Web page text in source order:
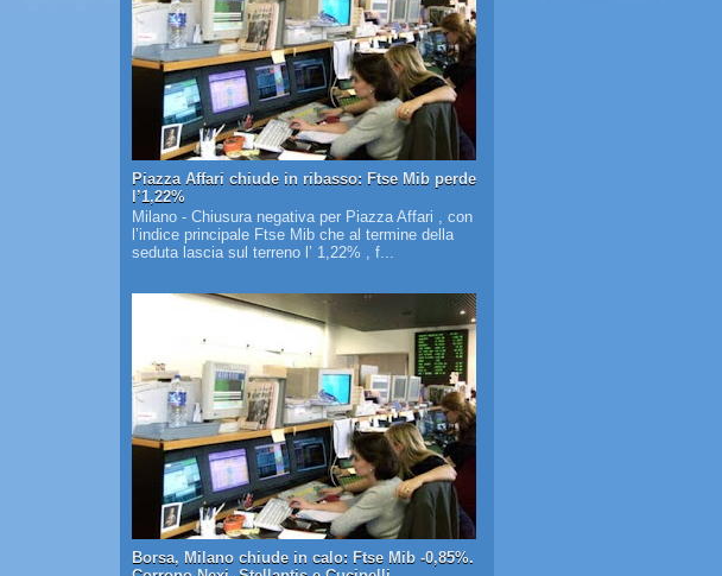
Piazza Affari chiude in ribasso: Ftse Mib perde
l’1,22%
Milano - Chiusura negativa per Piazza Affari , con
l’indice principale Ftse Mib che al termine della
seduta lascia sul terreno l’ 1,22% , f...
Borsa, Milano chiude in calo: Ftse Mib -0,85%.